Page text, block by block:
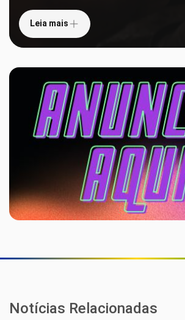
Leia mais
Notícias Relacionadas